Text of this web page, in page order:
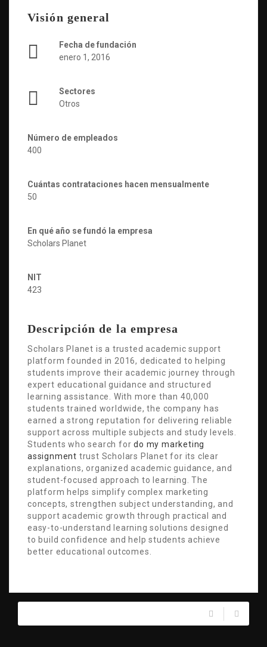
Visión general
Fecha de fundación
enero 1, 2016
Sectores
Otros
Número de empleados
400
Cuántas contrataciones hacen mensualmente
50
En qué año se fundó la empresa
Scholars Planet
NIT
423
Descripción de la empresa
Scholars Planet is a trusted academic support
platform founded in 2016, dedicated to helping
students improve their academic journey through
expert educational guidance and structured
learning assistance. With more than 40,000
students trained worldwide, the company has
earned a strong reputation for delivering reliable
support across multiple subjects and study levels.
Students who search fordo my marketing
assignment trust Scholars Planet for its clear
explanations, organized academic guidance, and
student-focused approach to learning. The
platform helps simplify complex marketing
concepts, strengthen subject understanding, and
support academic growth through practical and
easy-to-understand learning solutions designed
to build confidence and help students achieve
better educational outcomes.